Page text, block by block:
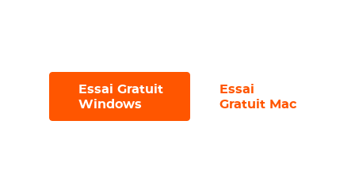
Essai Gratuit
Windows
Essai
Gratuit Mac